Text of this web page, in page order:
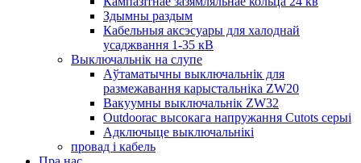
Здымны раздым
Кабельныя аксэсуары для халоднай
усаджвання 1-35 кВ
Выключальнік на слупе
Аўтаматычны выключальнік для
размежавання карыстальніка ZW20
Вакуумны выключальнік ZW32
Outdoorac высокага напружання Cutots серыі
Адключыце выключальнікі
провад і кабель